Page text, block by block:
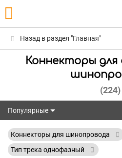
Назад в раздел "Главная"
Коннекторы для
(224)
Популярные
Популярные
Коннекторы для шинопровода
Тип трека однофазный